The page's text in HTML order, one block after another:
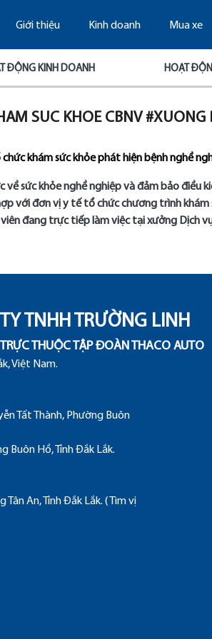
Giới thiệu Kinh doanh Mua xe
ĐỘNG KINH DOANH HOẠT
SUC KHOE CBNV #XUONG
khám sức khỏe phát hiện bệnh nghề
về sức khỏe nghề nghiệp và đảm bảo điều
với đơn vị y tế tổ chức chương trình
đang trực tiếp làm việc tại xưởng Dịch
TNHH TRƯỜNG LINH
THUỘC TẬP ĐOÀN THACO AUTO
Việt Nam.
Tất Thành, Phường Buôn
Buôn Hồ, Tỉnh Đắk Lắk.
An, Tỉnh Đắk Lắk. ( Tìm vị